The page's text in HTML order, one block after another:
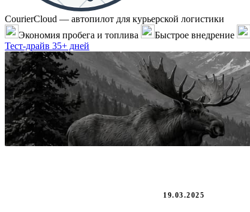
CourierCloud — автопилот для курьерской логистики
Экономия пробега и топлива
Быстрое внедрение
Тест-драйв 35+ дней
19.03.2025